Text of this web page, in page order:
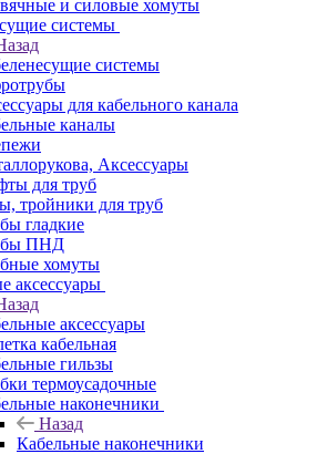
и силовые хомуты
системы
системы
для кабельного канала
каналы
Аксессуары
для труб
тройники для труб
гладкие
ПНД
хомуты
аксессуары
аксессуары
кабельная
гильзы
термоусадочные
наконечники
Назад
Кабельные наконечники